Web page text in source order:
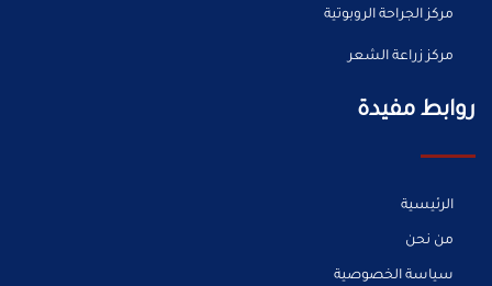
مركز الجراحة الروبوتية
مركز زراعة الشعر
روابط مفيدة
الرئيسية
من نحن
سياسة الخصوصية